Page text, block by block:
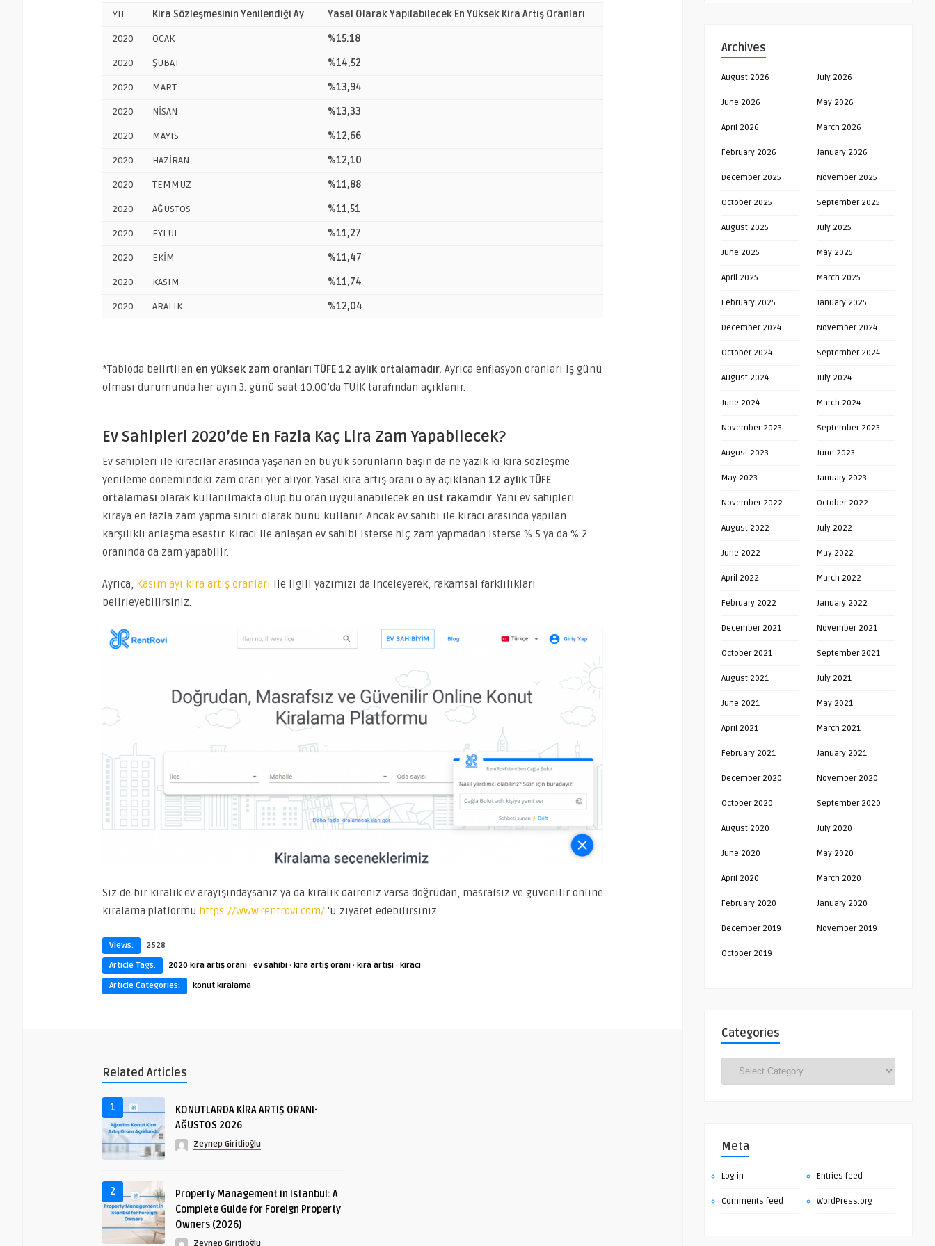
YIL Kira Sözleşmesinin Yenilendiği Ay Yasal Olarak Yapılabilecek En Yüksek Kira Artış Oranları
2020 OCAK %15.18
2020 ŞUBAT %14,52
2020 MART %13,94
2020 NİSAN %13,33
2020 MAYIS %12,66
2020 HAZİRAN %12,10
2020 TEMMUZ %11,88
2020 AĞUSTOS %11,51
2020 EYLÜL %11,27
2020 EKİM %11,47
2020 KASIM %11,74
2020 ARALIK %12,04
*Tabloda belirtilen en yüksek zam oranları TÜFE 12 aylık ortalamadır. Ayrıca enflasyon oranları iş günü
olması durumunda her ayın 3. günü saat 10.00’da TÜİK tarafından açıklanır.
Ev Sahipleri 2020’de En Fazla Kaç Lira Zam Yapabilecek?
Ev sahipleri ile kiracılar arasında yaşanan en büyük sorunların başın da ne yazık ki kira sözleşme
yenileme dönemindeki zam oranı yer alıyor. Yasal kira artış oranı o ay açıklanan 12 aylık TÜFE
ortalaması olarak kullanılmakta olup bu oran uygulanabilecek en üst rakamdır. Yani ev sahipleri
kiraya en fazla zam yapma sınırı olarak bunu kullanır. Ancak ev sahibi ile kiracı arasında yapılan
karşılıklı anlaşma esastır. Kiracı ile anlaşan ev sahibi isterse hiç zam yapmadan isterse % 5 ya da % 2
oranında da zam yapabilir.
Ayrıca, Kasım ayı kira artış oranları ile ilgili yazımızı da inceleyerek, rakamsal farklılıkları
belirleyebilirsiniz.
Siz de bir kiralık ev arayışındaysanız ya da kiralık daireniz varsa doğrudan, masrafsız ve güvenilir online
kiralama platformu https://www.rentrovi.com/ ‘u ziyaret edebilirsiniz.
Views:
2528
Article Tags:
2020 kira artış oranı · ev sahibi · kira artış oranı · kira artışı · kiracı
Article Categories:
konut kiralama
Related Articles
1
KONUTLARDA KİRA ARTIŞ ORANI-
AĞUSTOS 2026
Zeynep Giritlioğlu
2
Property Management in Istanbul: A
Complete Guide for Foreign Property
Owners (2026)
Zeynep Giritlioğlu
Archives
August 2026 July 2026
June 2026 May 2026
April 2026 March 2026
February 2026 January 2026
December 2025 November 2025
October 2025 September 2025
August 2025 July 2025
June 2025 May 2025
April 2025 March 2025
February 2025 January 2025
December 2024 November 2024
October 2024 September 2024
August 2024 July 2024
June 2024 March 2024
November 2023 September 2023
August 2023 June 2023
May 2023 January 2023
November 2022 October 2022
August 2022 July 2022
June 2022 May 2022
April 2022 March 2022
February 2022 January 2022
December 2021 November 2021
October 2021 September 2021
August 2021 July 2021
June 2021 May 2021
April 2021 March 2021
February 2021 January 2021
December 2020 November 2020
October 2020 September 2020
August 2020 July 2020
June 2020 May 2020
April 2020 March 2020
February 2020 January 2020
December 2019 November 2019
October 2019
Categories
Meta
Log in Entries feed
Comments feed WordPress.org